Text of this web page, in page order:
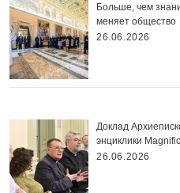
Больше, чем
меняет общество
26.06.2026
Доклад
энциклики
26.06.2026